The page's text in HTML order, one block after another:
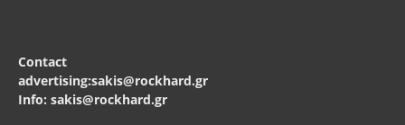
Contact
advertising:sakis@rockhard.gr
Info: sakis@rockhard.gr